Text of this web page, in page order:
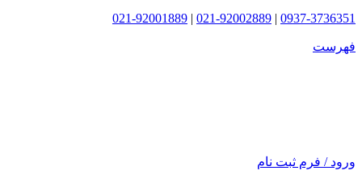
0937-3736351
|
021-92002889
|
021-92001889
فهرست
ورود / فرم ثبت نام